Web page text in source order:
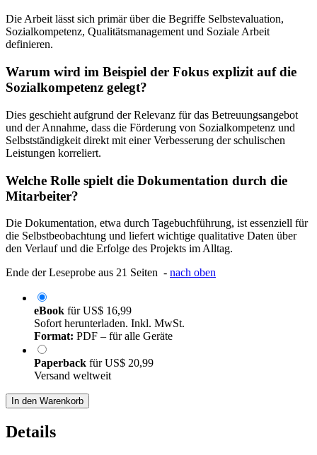
Die Arbeit lässt sich primär über die Begriffe Selbstevaluation,
Sozialkompetenz, Qualitätsmanagement und Soziale Arbeit
definieren.
Warum wird im Beispiel der Fokus explizit auf die
Sozialkompetenz gelegt?
Dies geschieht aufgrund der Relevanz für das Betreuungsangebot
und der Annahme, dass die Förderung von Sozialkompetenz und
Selbstständigkeit direkt mit einer Verbesserung der schulischen
Leistungen korreliert.
Welche Rolle spielt die Dokumentation durch die
Mitarbeiter?
Die Dokumentation, etwa durch Tagebuchführung, ist essenziell für
die Selbstbeobachtung und liefert wichtige qualitative Daten über
den Verlauf und die Erfolge des Projekts im Alltag.
Ende der Leseprobe aus 21 Seiten - nach oben
eBook fürUS$ 16,99
Sofort herunterladen. Inkl. MwSt.
Format: PDF – für alle Geräte
Paperback fürUS$ 20,99
Versand weltweit
In den Warenkorb
Details